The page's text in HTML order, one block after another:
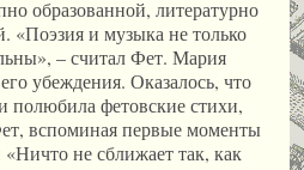
образованной, литературно
«Поэзия и музыка не только
– считал Фет. Мария
убеждения. Оказалось, что
полюбила фетовские стихи,
вспоминая первые моменты
не сближает так, как